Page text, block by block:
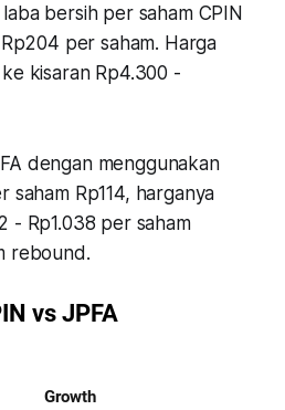
bersih per saham CPIN
per saham. Harga
kisaran Rp4.300 -
dengan menggunakan
saham Rp114, harganya
- Rp1.038 per saham
rebound.